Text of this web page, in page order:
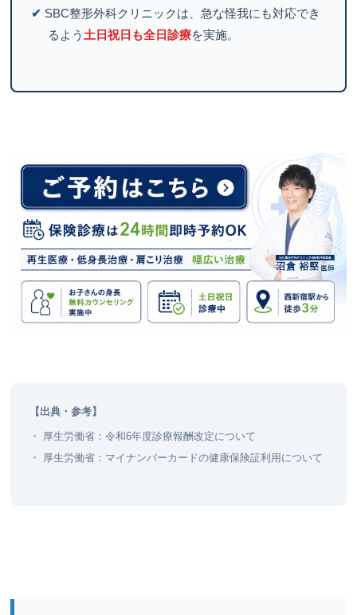
✔ SBC整形外科クリニックは、急な怪我にも対応でき
るよう 土日祝日も全日診療を実施。
【出典・参考】
・
厚生労働省：令和6年度診療報酬改定について
・
厚生労働省：マイナンバーカードの健康保険証利用について